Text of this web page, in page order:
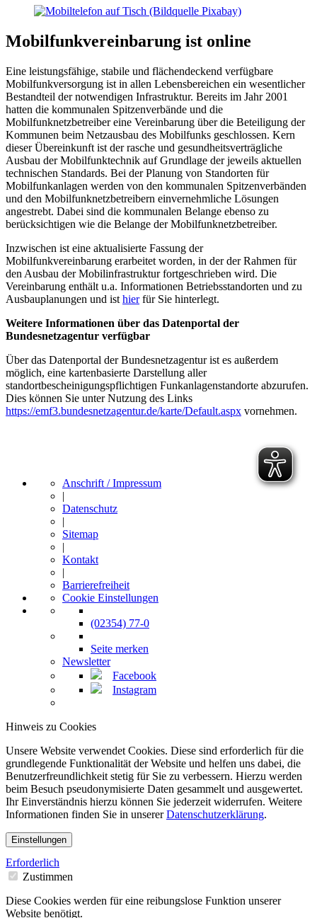
Mobilfunkvereinbarung ist online
Eine leistungsfähige, stabile und flächendeckend verfügbare
Mobilfunkversorgung ist in allen Lebensbereichen ein wesentlicher
Bestandteil der notwendigen Infrastruktur. Bereits im Jahr 2001
hatten die kommunalen Spitzenverbände und die
Mobilfunknetzbetreiber eine Vereinbarung über die Beteiligung der
Kommunen beim Netzausbau des Mobilfunks geschlossen. Kern
dieser Übereinkunft ist der rasche und gesundheitsverträgliche
Ausbau der Mobilfunktechnik auf Grundlage der jeweils aktuellen
technischen Standards. Bei der Planung von Standorten für
Mobilfunkanlagen werden von den kommunalen Spitzenverbänden
und den Mobilfunknetzbetreibern einvernehmliche Lösungen
angestrebt. Dabei sind die kommunalen Belange ebenso zu
berücksichtigen wie die Belange der Mobilfunknetzbetreiber.
Inzwischen ist eine aktualisierte Fassung der
Mobilfunkvereinbarung erarbeitet worden, in der der Rahmen für
den Ausbau der Mobilinfrastruktur fortgeschrieben wird. Die
Vereinbarung enthält u.a. Informationen Betriebsstandorten und zu
Ausbauplanungen und ist hierfür Sie hinterlegt.
Weitere Informationen über das Datenportal der
Bundesnetzagentur verfügbar
Über das Datenportal der Bundesnetzagentur ist es außerdem
möglich, eine kartenbasierte Darstellung aller
standortbescheinigungspflichtigen Funkanlagenstandorte abzurufen.
Dies können Sie unter Nutzung des Links
https://emf3.bundesnetzagentur.de/karte/Default.aspx vornehmen.
Anschrift / Impressum
|
Datenschutz
|
Sitemap
|
Kontakt
|
Barrierefreiheit
Cookie Einstellungen
(02354) 77-0
Seite merken
Newsletter
Facebook
Instagram
Hinweis zu Cookies
Unsere Website verwendet Cookies. Diese sind erforderlich für die
grundlegende Funktionalität der Website und helfen uns dabei, die
Benutzerfreundlichkeit stetig für Sie zu verbessern. Hierzu werden
beim Besuch pseudonymisierte Daten gesammelt und ausgewertet.
Ihr Einverständnis hierzu können Sie jederzeit widerrufen. Weitere
Informationen finden Sie in unsererDatenschutzerklärung.
Einstellungen
Erforderlich
Zustimmen
Diese Cookies werden für eine reibungslose Funktion unserer
Website benötigt.